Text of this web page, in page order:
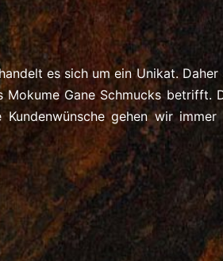
es sich um ein Unikat.
Gane Schmucks betrifft.
gehen wir